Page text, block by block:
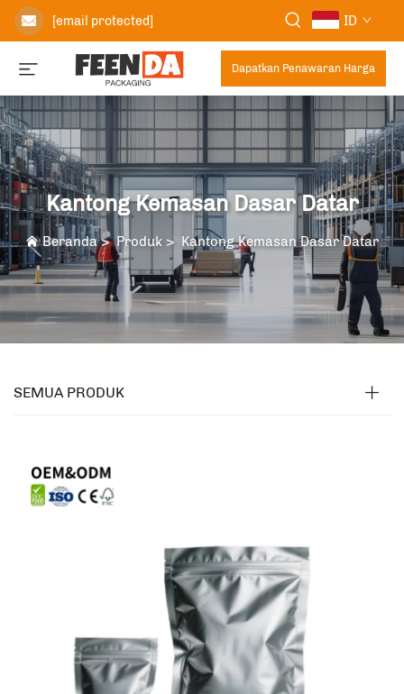
[email protected] ID
Dapatkan Penawaran Harga
Kantong Kemasan Dasar Datar
Beranda>Produk > Kantong Kemasan Dasar Datar
SEMUA PRODUK